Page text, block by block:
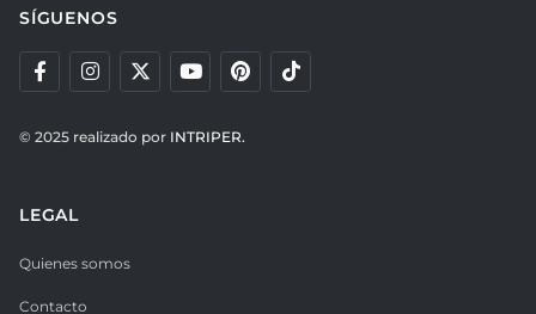
SÍGUENOS
© 2025 realizado por INTRIPER.
LEGAL
Quienes somos
Contacto